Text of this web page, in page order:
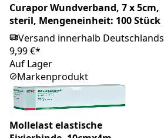
Curapor Wundverband, 7 x 5cm,
steril, Mengeneinheit: 100 Stück
Versand innerhalb Deutschlands
9,99 €*
Auf Lager
Markenprodukt
Mollelast elastische